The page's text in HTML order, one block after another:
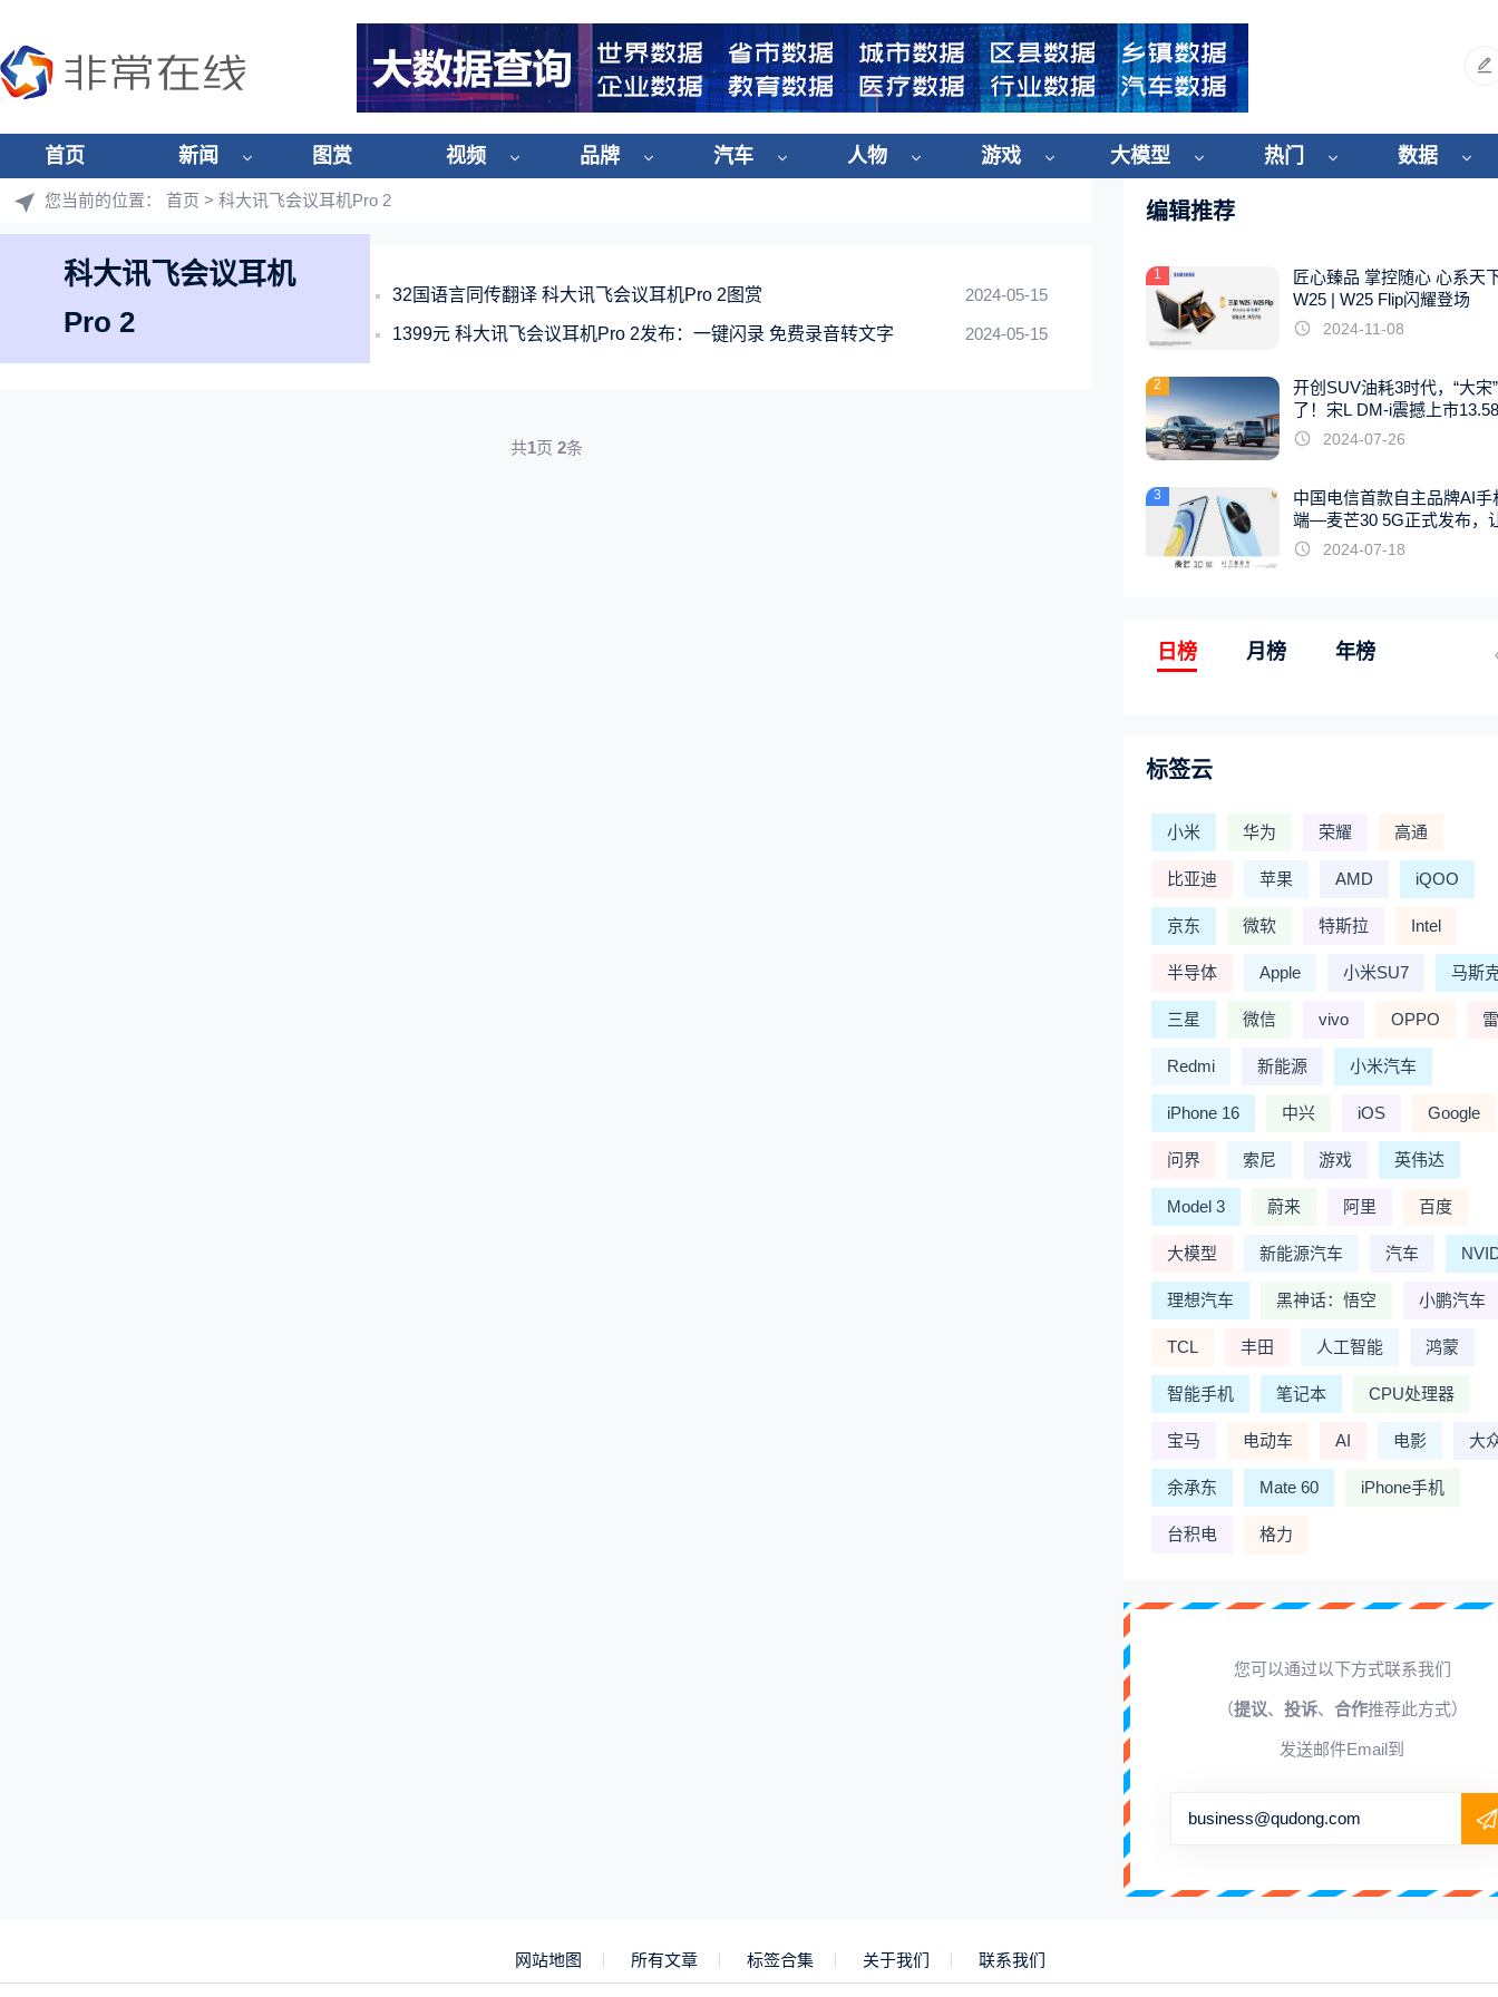
首页 新闻 图赏 视频 品牌 汽车 人物 游戏 大模型 热门 数据
您当前的位置： 首页 > 科大讯飞会议耳机Pro 2
科大讯飞会议耳机
Pro 2
2024-05-15
32国语言同传翻译 科大讯飞会议耳机Pro 2图赏
2024-05-15
1399元 科大讯飞会议耳机Pro 2发布：一键闪录 免费录音转文字
共1页 2条
编辑推荐
1
匠心臻品 掌控随心 心系天
W25 | W25 Flip闪耀登场
2024-11-08
2
开创SUV油耗3时代，“大宋
了！宋L DM-i震撼上市
起
2024-07-26
3
中国电信首款自主品牌AI手
端—麦芒30 5G正式发布，
触手可及2024-07-18
日榜 月榜 年榜
标签云
小米 华为 荣耀 高通
比亚迪 苹果 AMD iQOO
京东 微软 特斯拉 Intel
半导体 Apple 小米SU7 马斯
三星 微信 vivo OPPO
Redmi 新能源 小米汽车
iPhone 16 中兴 iOS Google
问界 索尼 游戏 英伟达
Model 3 蔚来 阿里 百度
大模型 新能源汽车 汽车
理想汽车 黑神话：悟空 小鹏汽车
TCL 丰田 人工智能 鸿蒙
智能手机 笔记本 CPU处理器
宝马 电动车 AI 电影 大
余承东 Mate 60 iPhone手机
台积电 格力
您可以通过以下方式联系我们
（提议、 投诉、 合作推荐此方式）
发送邮件Email到
business@qudong.com
网站地图 所有文章 标签合集 关于我们 联系我们